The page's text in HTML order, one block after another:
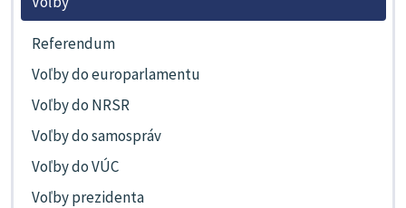
Referendum
Voľby do europarlamentu
Voľby do NRSR
Voľby do samospráv
Voľby do VÚC
Voľby prezidenta